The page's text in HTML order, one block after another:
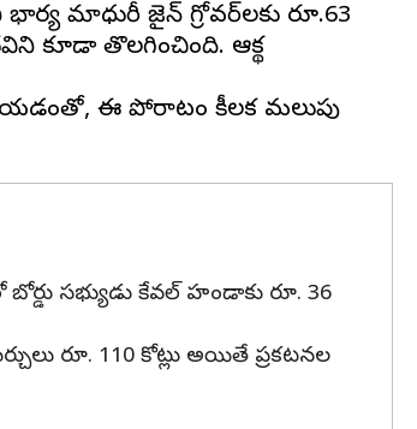
భార్య మాధురీ జైన్ గ్రోవర్‌లకు రూ.63
కూడా తొలగించింది. ఆర్థిక
చేయడంతో, ఈ పోరాటం కీలక మలుపు
సభ్యుడు కేవల్ హండాకు రూ. 36
రూ. 110 కోట్లు అయితే ప్రకటనల